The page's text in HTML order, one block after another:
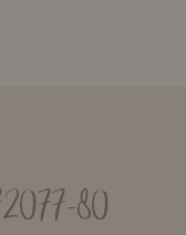
80